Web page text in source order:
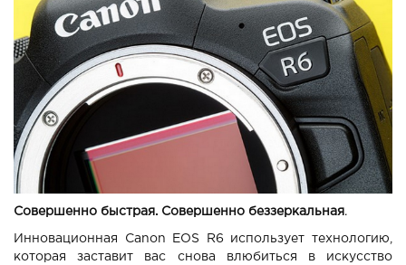
Совершенно быстрая. Совершенно беззеркальная .
Инновационная Canon EOS R6 использует технологию,
которая заставит вас снова влюбиться в искусство